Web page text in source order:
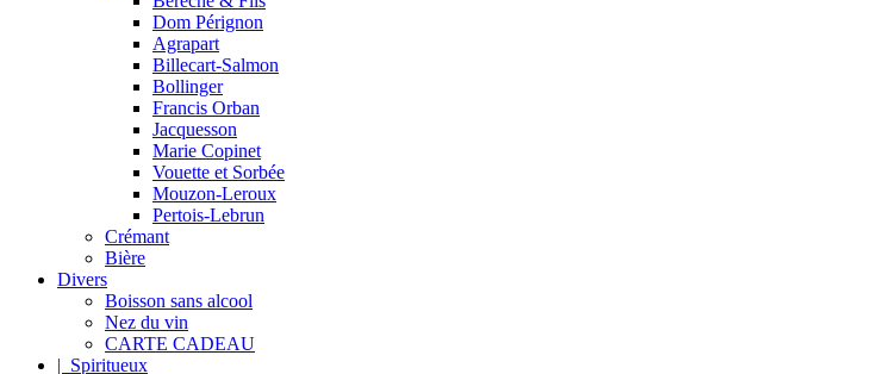
Dom Pérignon
Agrapart
Billecart-Salmon
Bollinger
Francis Orban
Jacquesson
Marie Copinet
Vouette et Sorbée
Mouzon-Leroux
Pertois-Lebrun
Crémant
Bière
Divers
Boisson sans alcool
Nez du vin
CARTE CADEAU
| Spiritueux